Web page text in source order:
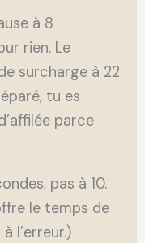
à 8
rien. Le
surcharge à 22
tu es
parce
pas à 10.
le temps de
l’erreur.)